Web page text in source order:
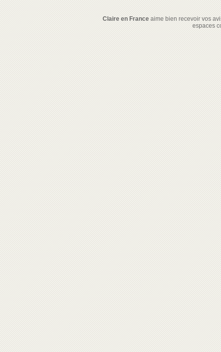
Claire en Franceaime bien recevoir vos
espaces